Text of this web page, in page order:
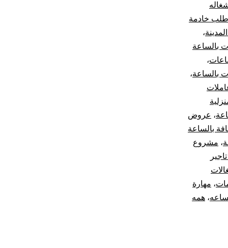
طلب خادمة
،
بالساعة
،
بالساعة،
، عروض
بالساعة
، مشروع
، مهارة
، همه